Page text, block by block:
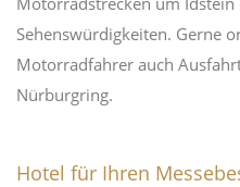
Sehenswürdigkeiten. Gerne
Motorradfahrer auch
Nürburgring.
Hotel für Ihren